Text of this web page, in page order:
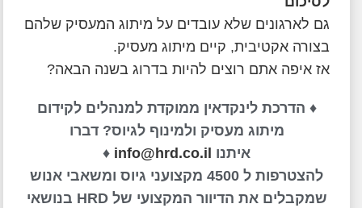
גם לארגונים שלא עובדים על מיתוג המעסיק שלהם
בצורה אקטיבית, קיים מיתוג מעסיק.
אז איפה אתם רוצים להיות בדרוג בשנה הבאה?
♦ הדרכת לינקדאין ממוקדת למנהלים לקידום
מיתוג מעסיק ולמינוף לגיוס? דברו
איתנו info@hrd.co.il
♦
להצטרפות ל 4500 מקצועני גיוס ומשאבי אנוש
שמקבלים את הדיוור המקצועי של HRD בנושאי